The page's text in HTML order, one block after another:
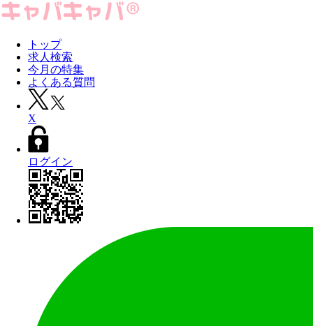
トップ
求人検索
今月の特集
よくある質問
X
ログイン